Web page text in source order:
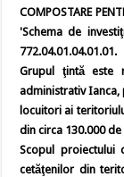
COMPOSTARE
'Schema de
772.04.01.04.01.01.
Grupul ţintă este
administrativ Ianca,
locuitori ai
din circa 130.000
Scopul proiectului
cetăţenilor din